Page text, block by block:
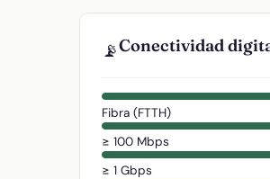
📡Conectividad
Fibra (FTTH)
≥ 100 Mbps
≥ 1 Gbps